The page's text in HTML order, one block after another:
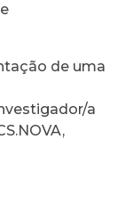
de uma
a